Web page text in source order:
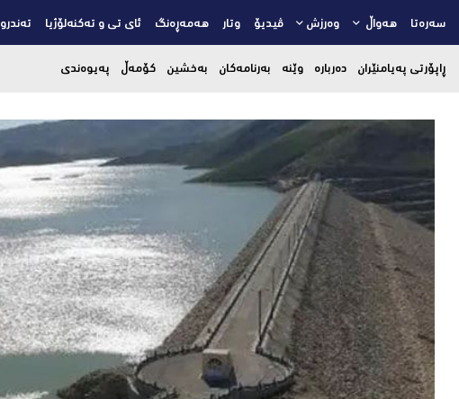
سەرەتا هەواڵ وەرزش ڤیدیۆ وتار هەمەڕەنگ ئای تی و تەکنەلۆژیا
ڕاپۆرتی پەیامنێران دەربارە وێنە بەرنامەکان بەخشین کۆمەڵ پەیوەندی